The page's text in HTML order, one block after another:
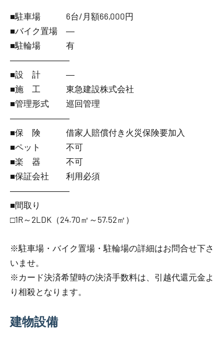
■駐車場 6台/月額66,000円
■バイク置場 ―
■駐輪場 有
―――――――
■設 計 ―
■施 工 東急建設株式会社
■管理形式 巡回管理
―――――――
■保 険 借家人賠償付き火災保険要加入
■ペット 不可
■楽 器 不可
■保証会社 利用必須
―――――――
■間取り
□1R～2LDK（24.70㎡～57.52㎡）
※駐車場・バイク置場・駐輪場の詳細はお問合せ下さ
いませ。
※カード決済希望時の決済手数料は、引越代還元金よ
り相殺となります。
建物設備